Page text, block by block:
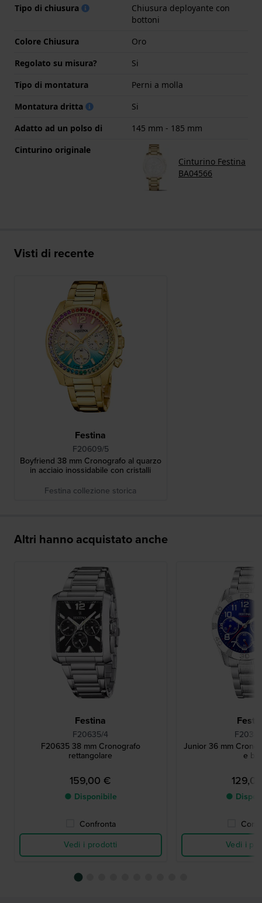
Tipo di chiusura
Chiusura deployante con
bottoni
Colore Chiusura
Oro
Regolato su misura?
Si
Tipo di montatura
Perni a molla
Montatura dritta
Si
Adatto ad un polso di
145 mm - 185 mm
Cinturino originale
Cinturino Festina
BA04566
Visti di recente
Festina
F20609/5
Boyfriend 38 mm Cronografo al quarzo
in acciaio inossidabile con cristalli
Festina collezione storica
Altri hanno acquistato anche
Festina
F20635/4
F20635 38 mm Cronografo
rettangolare
159,00 €
● Disponibile
Confronta
Vedi i prodotti
Junior 36 mm Crono
e blu
●
Vedi i